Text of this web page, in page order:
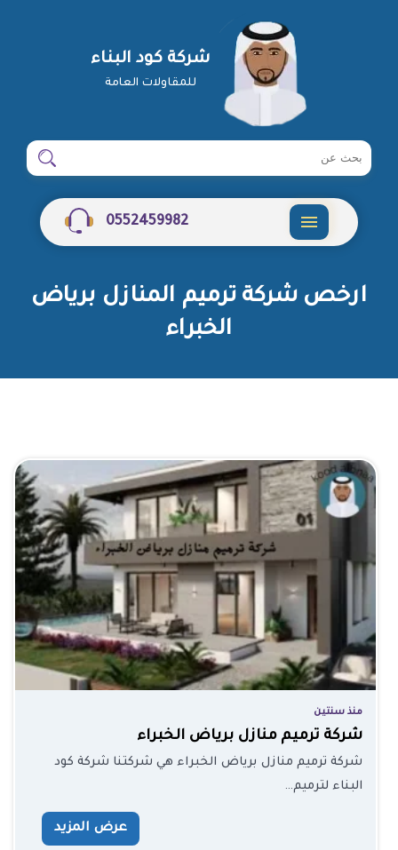
شركة كود البناء
للمقاولات العامة
ابحث
شركة
ابحث
0552459982
ارخص شركة ترميم المنازل برياض
الخبراء
منذ سنتين
شركة ترميم منازل برياض الخبراء
شركة ترميم منازل برياض الخبراء هي شركتنا شركة كود
البناء لترميم…
عرض المزيد